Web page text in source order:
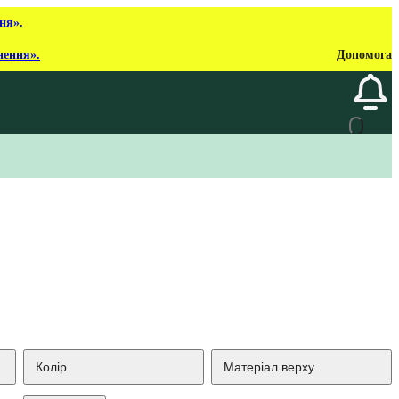
Допомога
Колір Матеріал верху